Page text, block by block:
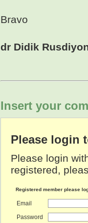
Bravo
dr Didik
Insert your
Please login
Please login
registered,
Registered member please
Email
Password